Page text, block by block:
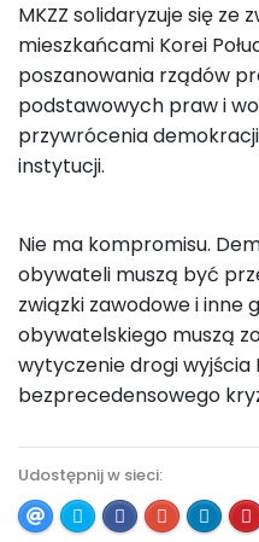
MKZZ solidaryzuje się ze
mieszkańcami Korei
poszanowania rządów
podstawowych praw i
przywrócenia
instytucji.
Nie ma kompromisu.
obywateli muszą być
związki zawodowe i inne
obywatelskiego muszą
wytyczenie drogi wyjścia
bezprecedensowego
Udostępnij w sieci: